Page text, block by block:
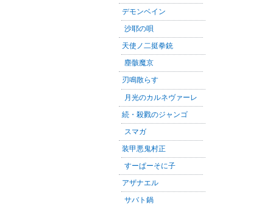
デモンベイン
沙耶の唄
天使ノ二挺拳銃
塵骸魔京
刃鳴散らす
月光のカルネヴァーレ
続・殺戮のジャンゴ
スマガ
装甲悪鬼村正
すーぱーそに子
アザナエル
サバト鍋